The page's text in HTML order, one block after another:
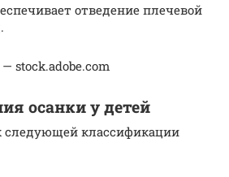
отведение плечевой
stock.adobe.com
осанки у детей
следующей классификации